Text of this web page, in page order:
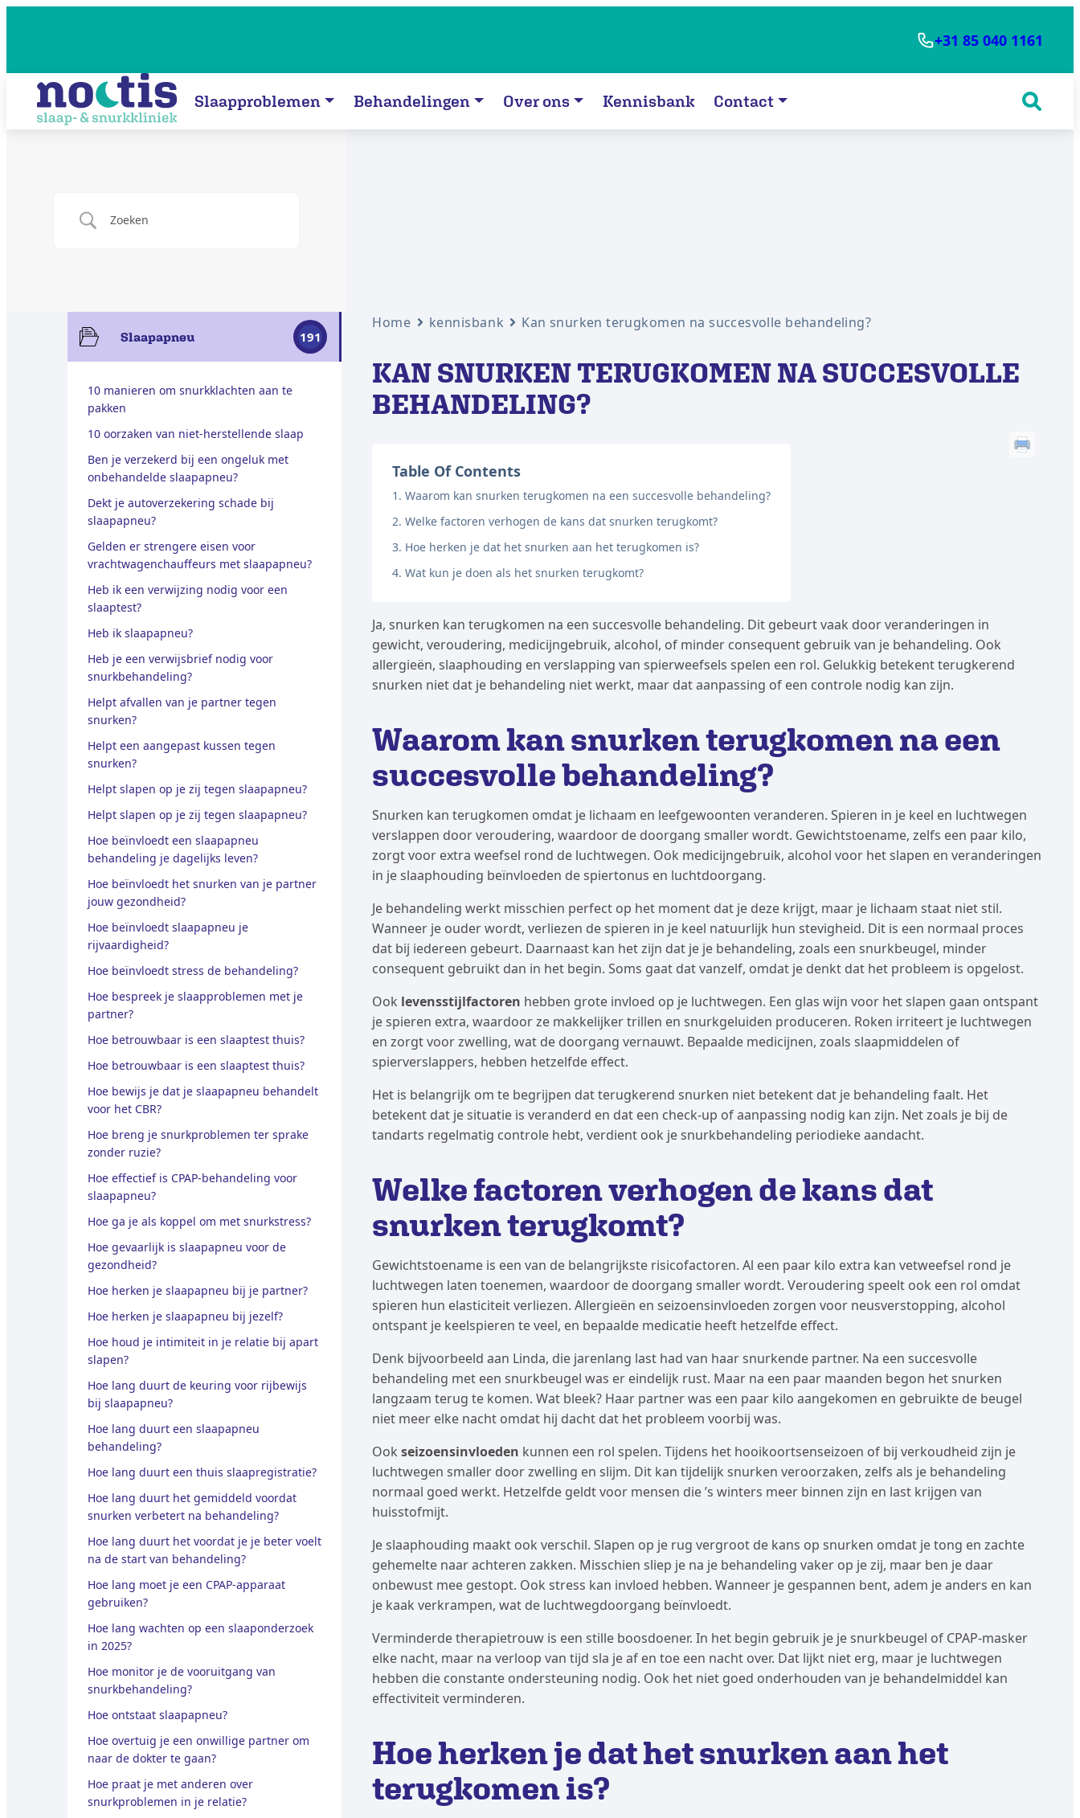
+31 85 040 1161
Slaapproblemen Behandelingen Over ons Kennisbank Contact
Slaapapneu 191
10 manieren om snurkklachten aan te
pakken
10 oorzaken van niet-herstellende slaap
Ben je verzekerd bij een ongeluk met
onbehandelde slaapapneu?
Dekt je autoverzekering schade bij
slaapapneu?
Gelden er strengere eisen voor
vrachtwagenchauffeurs met slaapapneu?
Heb ik een verwijzing nodig voor een
slaaptest?
Heb ik slaapapneu?
Heb je een verwijsbrief nodig voor
snurkbehandeling?
Helpt afvallen van je partner tegen
snurken?
Helpt een aangepast kussen tegen
snurken?
Helpt slapen op je zij tegen slaapapneu?
Helpt slapen op je zij tegen slaapapneu?
Hoe beïnvloedt een slaapapneu
behandeling je dagelijks leven?
Hoe beïnvloedt het snurken van je partner
jouw gezondheid?
Hoe beïnvloedt slaapapneu je
rijvaardigheid?
Hoe beïnvloedt stress de behandeling?
Hoe bespreek je slaapproblemen met je
partner?
Hoe betrouwbaar is een slaaptest thuis?
Hoe betrouwbaar is een slaaptest thuis?
Hoe bewijs je dat je slaapapneu behandelt
voor het CBR?
Hoe breng je snurkproblemen ter sprake
zonder ruzie?
Hoe effectief is CPAP-behandeling voor
slaapapneu?
Hoe ga je als koppel om met snurkstress?
Hoe gevaarlijk is slaapapneu voor de
gezondheid?
Hoe herken je slaapapneu bij je partner?
Hoe herken je slaapapneu bij jezelf?
Hoe houd je intimiteit in je relatie bij apart
slapen?
Hoe lang duurt de keuring voor rijbewijs
bij slaapapneu?
Hoe lang duurt een slaapapneu
behandeling?
Hoe lang duurt een thuis slaapregistratie?
Hoe lang duurt het gemiddeld voordat
snurken verbetert na behandeling?
Hoe lang duurt het voordat je je beter voelt
na de start van behandeling?
Hoe lang moet je een CPAP-apparaat
gebruiken?
Hoe lang wachten op een slaaponderzoek
in 2025?
Hoe monitor je de vooruitgang van
snurkbehandeling?
Hoe ontstaat slaapapneu?
Hoe overtuig je een onwillige partner om
naar de dokter te gaan?
Hoe praat je met anderen over
snurkproblemen in je relatie?
Home kennisbank Kan snurken terugkomen na succesvolle behandeling?
KAN SNURKEN TERUGKOMEN NA SUCCESVOLLE
BEHANDELING?
Table Of Contents
Waarom kan snurken terugkomen na een succesvolle behandeling?
Welke factoren verhogen de kans dat snurken terugkomt?
Hoe herken je dat het snurken aan het terugkomen is?
Wat kun je doen als het snurken terugkomt?
Ja, snurken kan terugkomen na een succesvolle behandeling. Dit gebeurt vaak door veranderingen in
gewicht, veroudering, medicijngebruik, alcohol, of minder consequent gebruik van je behandeling. Ook
allergieën, slaaphouding en verslapping van spierweefsels spelen een rol. Gelukkig betekent terugkerend
snurken niet dat je behandeling niet werkt, maar dat aanpassing of een controle nodig kan zijn.
Waarom kan snurken terugkomen na een
succesvolle behandeling?
Snurken kan terugkomen omdat je lichaam en leefgewoonten veranderen. Spieren in je keel en luchtwegen
verslappen door veroudering, waardoor de doorgang smaller wordt. Gewichtstoename, zelfs een paar kilo,
zorgt voor extra weefsel rond de luchtwegen. Ook medicijngebruik, alcohol voor het slapen en veranderingen
in je slaaphouding beïnvloeden de spiertonus en luchtdoorgang.
Je behandeling werkt misschien perfect op het moment dat je deze krijgt, maar je lichaam staat niet stil.
Wanneer je ouder wordt, verliezen de spieren in je keel natuurlijk hun stevigheid. Dit is een normaal proces
dat bij iedereen gebeurt. Daarnaast kan het zijn dat je je behandeling, zoals een snurkbeugel, minder
consequent gebruikt dan in het begin. Soms gaat dat vanzelf, omdat je denkt dat het probleem is opgelost.
Ook levensstijlfactoren hebben grote invloed op je luchtwegen. Een glas wijn voor het slapen gaan ontspant
je spieren extra, waardoor ze makkelijker trillen en snurkgeluiden produceren. Roken irriteert je luchtwegen
en zorgt voor zwelling, wat de doorgang vernauwt. Bepaalde medicijnen, zoals slaapmiddelen of
spierverslappers, hebben hetzelfde effect.
Het is belangrijk om te begrijpen dat terugkerend snurken niet betekent dat je behandeling faalt. Het
betekent dat je situatie is veranderd en dat een check-up of aanpassing nodig kan zijn. Net zoals je bij de
tandarts regelmatig controle hebt, verdient ook je snurkbehandeling periodieke aandacht.
Welke factoren verhogen de kans dat
snurken terugkomt?
Gewichtstoename is een van de belangrijkste risicofactoren. Al een paar kilo extra kan vetweefsel rond je
luchtwegen laten toenemen, waardoor de doorgang smaller wordt. Veroudering speelt ook een rol omdat
spieren hun elasticiteit verliezen. Allergieën en seizoensinvloeden zorgen voor neusverstopping, alcohol
ontspant je keelspieren te veel, en bepaalde medicatie heeft hetzelfde effect.
Denk bijvoorbeeld aan Linda, die jarenlang last had van haar snurkende partner. Na een succesvolle
behandeling met een snurkbeugel was er eindelijk rust. Maar na een paar maanden begon het snurken
langzaam terug te komen. Wat bleek? Haar partner was een paar kilo aangekomen en gebruikte de beugel
niet meer elke nacht omdat hij dacht dat het probleem voorbij was.
Ookseizoensinvloeden kunnen een rol spelen. Tijdens het hooikoortsenseizoen of bij verkoudheid zijn je
luchtwegen smaller door zwelling en slijm. Dit kan tijdelijk snurken veroorzaken, zelfs als je behandeling
normaal goed werkt. Hetzelfde geldt voor mensen die ’s winters meer binnen zijn en last krijgen van
huisstofmijt.
Je slaaphouding maakt ook verschil. Slapen op je rug vergroot de kans op snurken omdat je tong en zachte
gehemelte naar achteren zakken. Misschien sliep je na je behandeling vaker op je zij, maar ben je daar
onbewust mee gestopt. Ook stress kan invloed hebben. Wanneer je gespannen bent, adem je anders en kan
je kaak verkrampen, wat de luchtwegdoorgang beïnvloedt.
Verminderde therapietrouw is een stille boosdoener. In het begin gebruik je je snurkbeugel of CPAP-masker
elke nacht, maar na verloop van tijd sla je af en toe een nacht over. Dat lijkt niet erg, maar je luchtwegen
hebben die constante ondersteuning nodig. Ook het niet goed onderhouden van je behandelmiddel kan
effectiviteit verminderen.
Hoe herken je dat het snurken aan het
terugkomen is?